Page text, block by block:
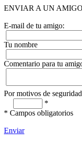
ENVIAR A UN AMIGO
E-mail de tu amigo:
Tu nombre
Comentario para tu
Por motivos de
*
* Campos obligatorios
Enviar